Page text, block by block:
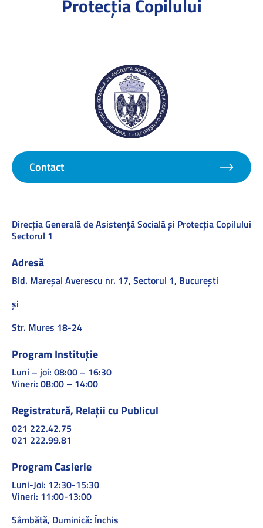
Protecţia Copilului
Contact
Direcţia Generală de Asistenţă Socială şi Protecţia Copilului
Sectorul 1
Adresă
Bld. Mareşal Averescu nr. 17, Sectorul 1, Bucureşti
și
Str. Mures 18-24
Program Instituție
Luni – joi: 08:00 – 16:30
Vineri: 08:00 – 14:00
Registratură, Relații cu Publicul
021 222.42.75
021 222.99.81
Program Casierie
Luni-Joi: 12:30-15:30
Vineri: 11:00-13:00
Sâmbătă, Duminică: Închis